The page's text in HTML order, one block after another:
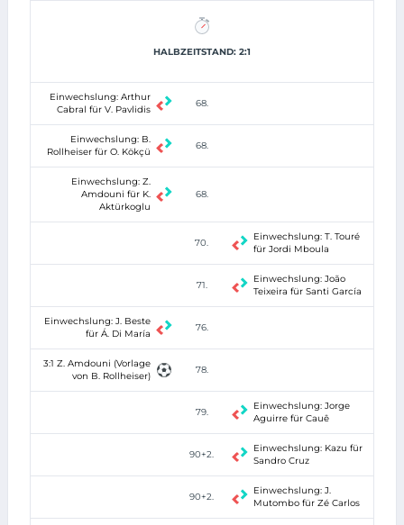
HALBZEITSTAND: 2:1
Einwechslung: Arthur
Cabral für V. Pavlidis
68.
Einwechslung: B.
Rollheiser für O. Kökçü
68.
Einwechslung: Z.
Amdouni für K.
Aktürkoglu
68.
70.
Einwechslung: T. Touré
für Jordi Mboula
71.
Einwechslung: João
Teixeira für Santi García
Einwechslung: J. Beste
für Á. Di María
76.
3:1 Z. Amdouni (Vorlage
von B. Rollheiser)
78.
79.
Einwechslung: Jorge
Aguirre für Cauê
90+2.
Einwechslung: Kazu für
Sandro Cruz
90+2.
Einwechslung: J.
Mutombo für Zé Carlos